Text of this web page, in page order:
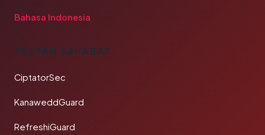
Bahasa Indonesia
TAUTAN SAHABAT
CiptatorSec
KanaweddGuard
RefreshiGuard